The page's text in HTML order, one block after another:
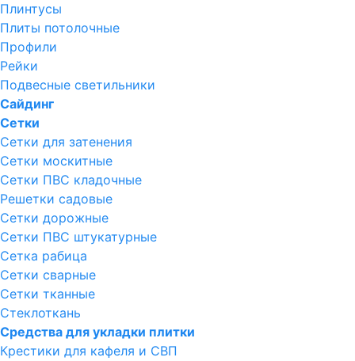
Плинтусы
Плиты потолочные
Профили
Рейки
Подвесные светильники
Сайдинг
Сетки
Сетки для затенения
Сетки москитные
Сетки ПВС кладочные
Решетки садовые
Сетки дорожные
Сетки ПВС штукатурные
Сетка рабица
Сетки сварные
Сетки тканные
Стеклоткань
Средства для укладки плитки
Крестики для кафеля и СВП